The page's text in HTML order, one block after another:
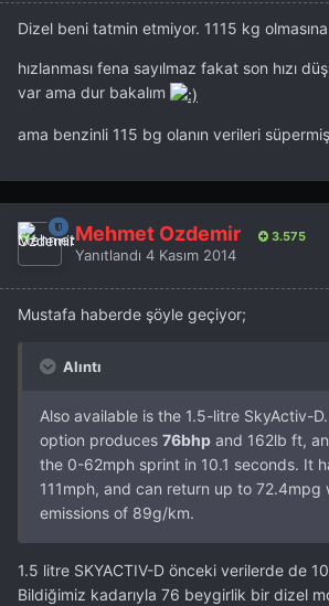
Dizel beni tatmin etmiyor. 1115 kg
hızlanması fena sayılmaz fakat son hızı
var ama dur bakalım
ama benzinli 115 bg olanın verileri
Mehmet Özdemir 3.575
Yanıtlandı 4 Kasım 2014
Mustafa haberde şöyle geçiyor;
Alıntı
Also available is the 1.5-litre SkyActiv-
option produces 76bhp and 162lb ft,
the 0-62mph sprint in 10.1 seconds. It
111mph, and can return up to 72.4mpg
emissions of 89g/km.
1.5 litre SKYACTIV-D önceki verilerde de
Bildiğimiz kadarıyla 76 beygirlik bir dizel